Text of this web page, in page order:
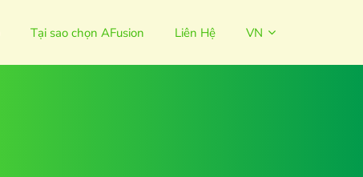
Tại sao chọn AFusion Liên Hệ VN